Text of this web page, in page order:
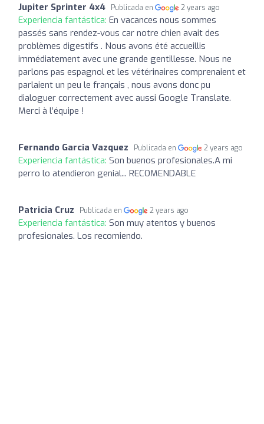
Jupiter Sprinter 4x4 Publicada en 2 years ago
Experiencia fantástica: En vacances nous sommes
passés sans rendez-vous car notre chien avait des
problèmes digestifs . Nous avons été accueillis
immédiatement avec une grande gentillesse. Nous ne
parlons pas espagnol et les vétérinaires comprenaient et
parlaient un peu le français , nous avons donc pu
dialoguer correctement avec aussi Google Translate.
Merci à l’équipe !
Fernando Garcia Vazquez Publicada en 2 years ago
Experiencia fantástica: Son buenos profesionales.A mi
perro lo atendieron genial... RECOMENDABLE
Patricia Cruz Publicada en 2 years ago
Experiencia fantástica: Son muy atentos y buenos
profesionales. Los recomiendo.